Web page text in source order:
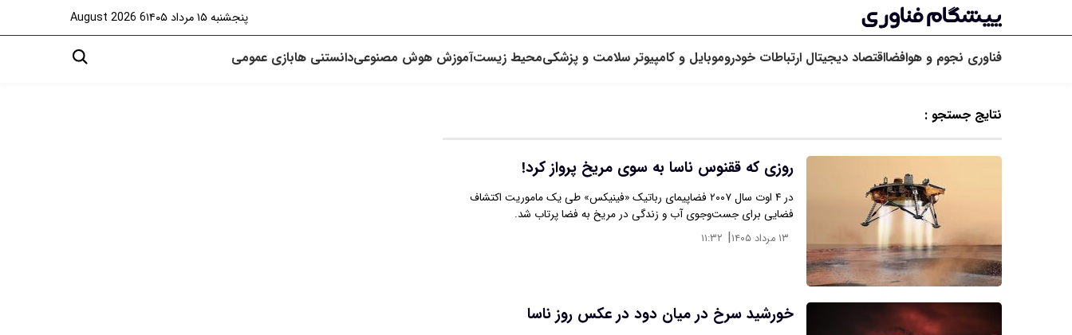
پنجشنبه ۱۵ مرداد ۱۴۰۵ 6 August 2026
فناوری نجوم و هوافضااقتصاد دیجیتال ارتباطات خودروموبایل و کامپیوتر سلامت و پزشکیمحیط زیستآموزش هوش مصنوعیدانستنی هابازی عمومی
نتایج جستجو :
روزی که ققنوس ناسا به سوی مریخ پرواز کرد!
در ۴ اوت سال ۲۰۰۷ فضاپیمای رباتیک «فینیکس» طی یک ماموریت اکتشاف
فضایی برای جست‌وجوی آب و زندگی در مریخ به فضا پرتاب شد.
۱۳ مرداد ۱۴۰۵ | ۱۱:۳۲
خورشید سرخ در میان دود در عکس روز ناسا